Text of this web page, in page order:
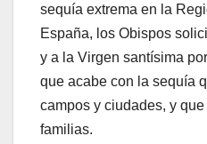
sequía extrema en la
España, los Obispos
y a la Virgen santísima
que acabe con la sequía
campos y ciudades, y
familias.